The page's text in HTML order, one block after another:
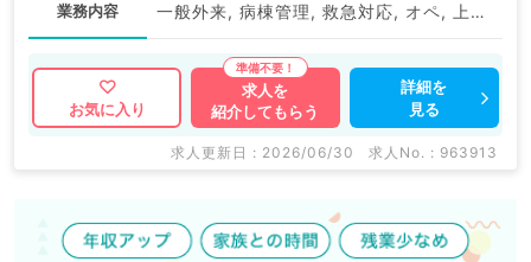
業務内容 一般外来, 病棟管理, 救急対応, オペ, 上部内視鏡検査（ＧＦ）, 下部内視鏡検査（ＣＦ）
お気に入り
求人を
紹介してもらう
詳細を
見る
求人更新日 : 2026/06/30 求人No. : 963913